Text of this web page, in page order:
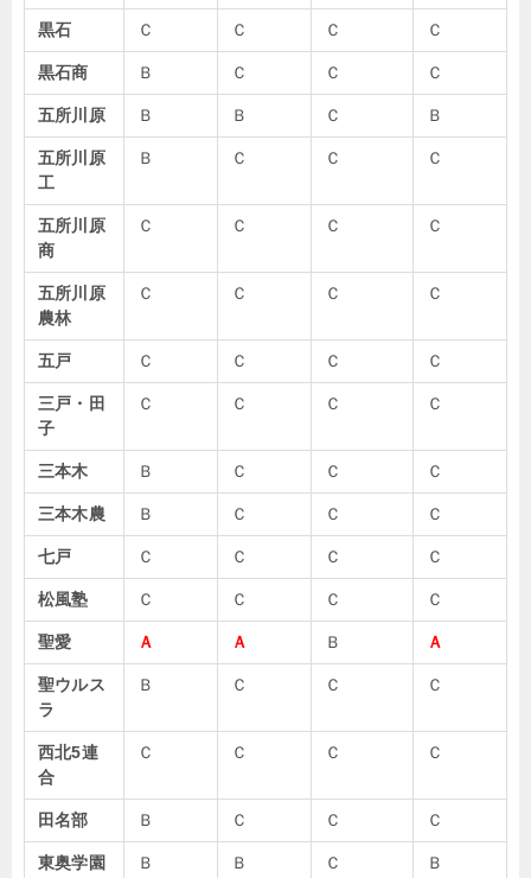
黒石 Ｃ Ｃ Ｃ Ｃ
黒石商 Ｂ Ｃ Ｃ Ｃ
五所川原 Ｂ Ｂ Ｃ Ｂ
五所川原
工
Ｂ Ｃ Ｃ Ｃ
五所川原
商
Ｃ Ｃ Ｃ Ｃ
五所川原
農林
Ｃ Ｃ Ｃ Ｃ
五戸 Ｃ Ｃ Ｃ Ｃ
三戸・田
子
Ｃ Ｃ Ｃ Ｃ
三本木 Ｂ Ｃ Ｃ Ｃ
三本木農 Ｂ Ｃ Ｃ Ｃ
七戸 Ｃ Ｃ Ｃ Ｃ
松風塾 Ｃ Ｃ Ｃ Ｃ
聖愛 Ａ Ａ Ｂ Ａ
聖ウルス
ラ
Ｂ Ｃ Ｃ Ｃ
西北5連
合
Ｃ Ｃ Ｃ Ｃ
田名部 Ｂ Ｃ Ｃ Ｃ
東奥学園 Ｂ Ｂ Ｃ Ｂ